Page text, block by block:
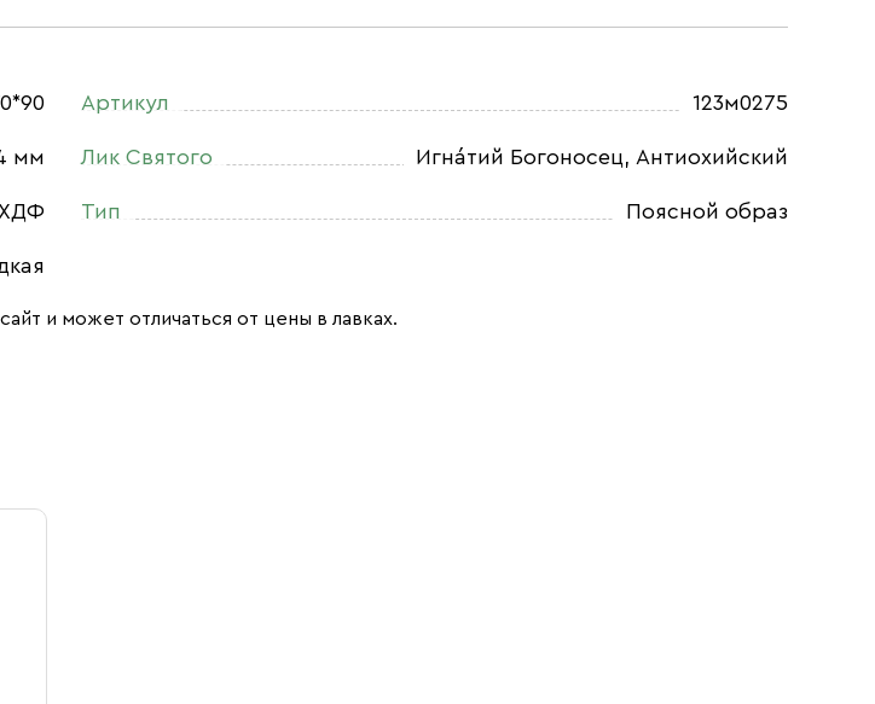
мм
ХДФ
Артикул 123м0275
Лик Святого Игна́тий Богоносец, Антиохийский
Тип Поясной образ
и может отличаться от цены в лавках.